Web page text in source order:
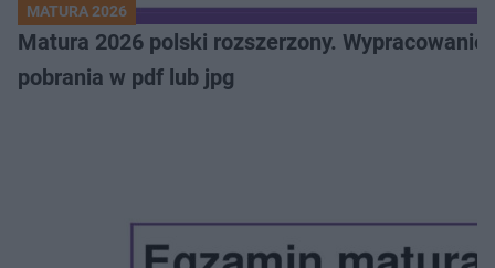
MATURA 2026
Matura 2026 polski rozszerzony.
pobrania w pdf lub jpg